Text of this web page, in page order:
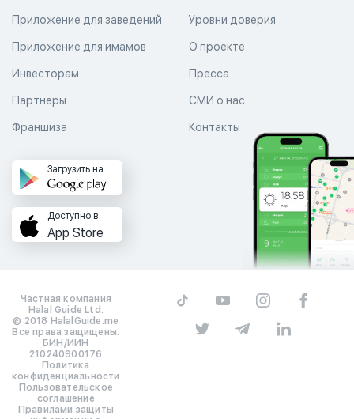
Уровни доверия
Приложение для заведений
Приложение для имамов О проекте
Пресса
СМИ о нас
Контакты
Инвесторам
Партнеры
Франшиза
Загрузить на
Доступно в
App Store
Частная компания
Halal Guide Ltd.
© 2018 HalalGuide.me
Все права защищены.
БИН/ИИН
210240900176
Политика
конфиденциальности
Пользовательское
соглашение
Правилами защиты